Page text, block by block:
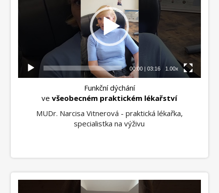
00:00| 03:16 1.00x
Funkční dýchání
vevšeobecném praktickém lékařství
MUDr. Narcisa Vitnerová - praktická lékařka,
specialistka na výživu